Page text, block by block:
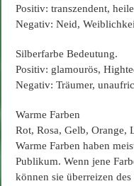
Positiv: transzendent,
Negativ: Neid,
Silberfarbe Bedeutung.
Positiv: glamourös,
Negativ: Träumer,
Warme Farben
Rot, Rosa, Gelb, Orange,
Warme Farben haben
Publikum. Wenn jene
können sie überreizen